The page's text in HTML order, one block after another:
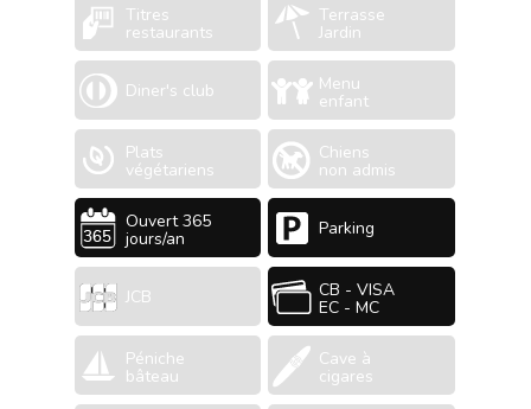
Titres
restaurants
Terrasse
Jardin
Diner's club Menu
enfant
Plats
végétariens
Chiens
non admis
Ouvert 365
jours/an Parking
JCB CB - VISA
EC - MC
Péniche
bâteau
Cave à
cigares